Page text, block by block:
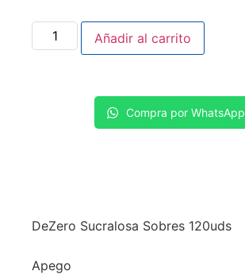
Añadir al carrito
Compra por WhatsApp
DeZero Sucralosa Sobres 120uds
Apego